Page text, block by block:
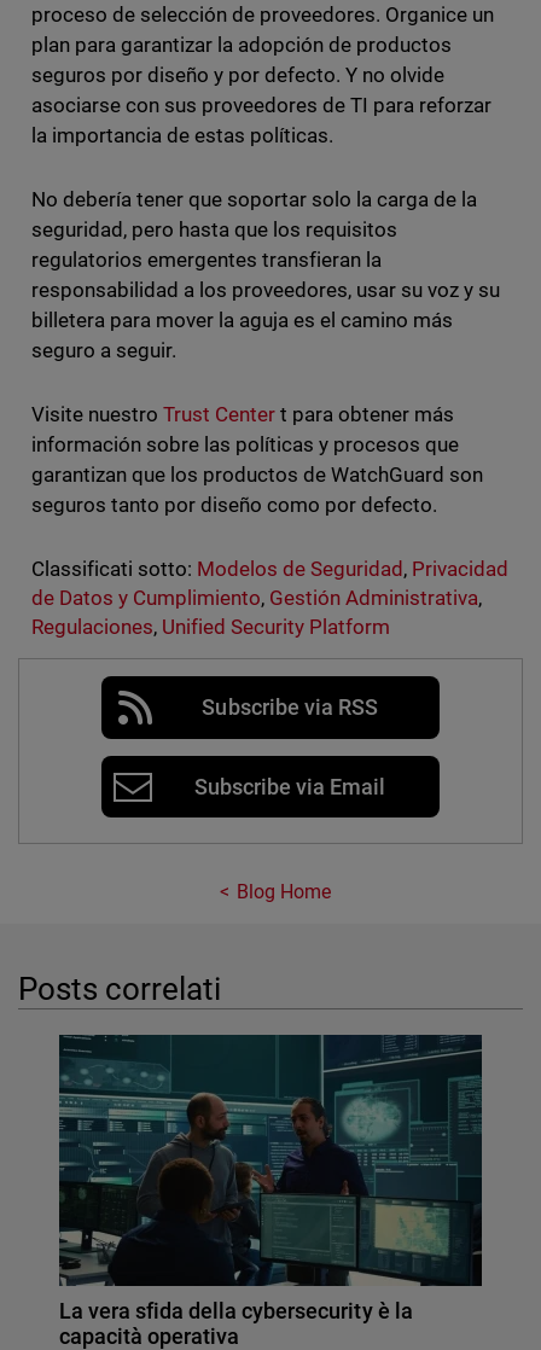
proceso de selección de proveedores. Organice un
plan para garantizar la adopción de productos
seguros por diseño y por defecto. Y no olvide
asociarse con sus proveedores de TI para reforzar
la importancia de estas políticas.
No debería tener que soportar solo la carga de la
seguridad, pero hasta que los requisitos
regulatorios emergentes transfieran la
responsabilidad a los proveedores, usar su voz y su
billetera para mover la aguja es el camino más
seguro a seguir.
Visite nuestro Trust Centert para obtener más
información sobre las políticas y procesos que
garantizan que los productos de WatchGuard son
seguros tanto por diseño como por defecto.
Classificati sotto: Modelos de Seguridad , Privacidad
de Datos y Cumplimiento, Gestión Administrativa,
Regulaciones, Unified Security Platform
Subscribe via RSS
Subscribe via Email
Blog Home
Posts correlati
La vera sfida della cybersecurity è la
capacità operativa